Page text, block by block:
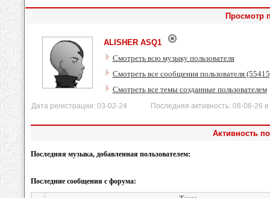
Просмотр
ALISHER ASQ1
Смотреть всю музыку пользователя
Смотреть все сообщения пользователя
Смотреть все темы созданные пользователем
Дата регистрации: 03-02-24 Последняя активность: 08-08-26 в
Активность
Последняя музыка, добавленная пользователем:
Последние сообщения с форума: